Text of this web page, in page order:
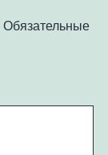
Обязательные